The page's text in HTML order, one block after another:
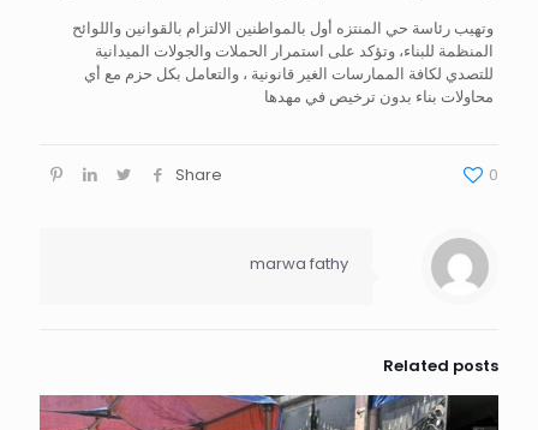
وتهيب رئاسة حي المنتزه أول بالمواطنين الالتزام بالقوانين واللوائح
المنظمة للبناء، وتؤكد على استمرار الحملات والجولات الميدانية
للتصدي لكافة الممارسات الغير قانونية ، والتعامل بكل حزم مع أي
محاولات بناء بدون ترخيص في مهدها
Share 0
marwa fathy
Related posts